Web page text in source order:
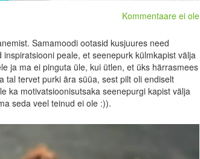
Kommentaare ei ole
Samamoodi ootasid kusjuures need
peale, et seenepurk külmkapist välja
ja ma ei pinguta üle, kui ütlen, et üks härrasmees
tal tervet purki ära süüa, sest pilt oli endiselt
ka motivatsioonisutsaka seenepurgi kapist välja
seda veel teinud ei ole :)).